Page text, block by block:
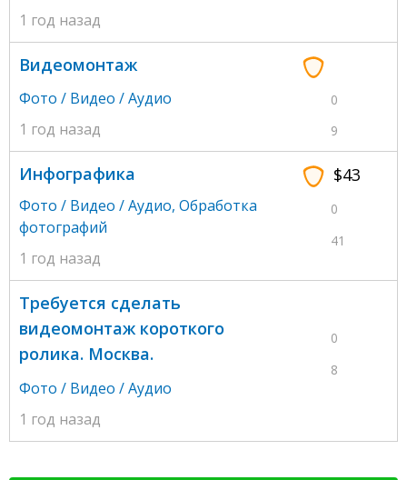
1 год назад
0
9
Видеомонтаж
Фото / Видео / Аудио
1 год назад
$43
0
41
Инфографика
Фото / Видео / Аудио, Обработка
фотографий
1 год назад
0
8
Требуется сделать
видеомонтаж короткого
ролика. Москва.
Фото / Видео / Аудио
1 год назад